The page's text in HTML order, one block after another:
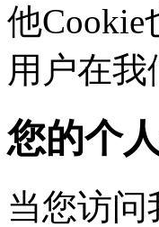
他Cookie
用户在
您的个
当您访问